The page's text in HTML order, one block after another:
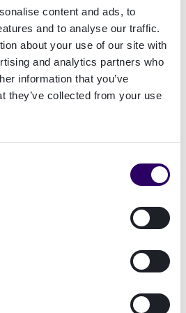
content and ads, to
and to analyse our traffic.
about your use of our site with
and analytics partners who
information that you’ve
they’ve collected from your use
entre firma electrónica
y avanzada
qué es y nuevos
de autenticación digital
y gestión de fraude: